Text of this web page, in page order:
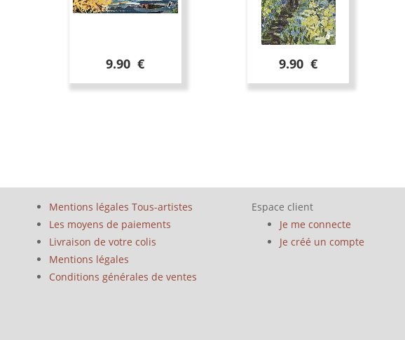
9.90 € 9.90 €
Mentions légales Tous-artistes
Les moyens de paiements
Livraison de votre colis
Mentions légales
Conditions générales de ventes
Espace client
Je me connecte
Je créé un compte